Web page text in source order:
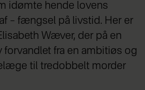
idømte hende lovens
– fængsel på livstid. Her er
Wæver, der på en
forvandlet fra en ambitiøs og
til tredobbelt morder